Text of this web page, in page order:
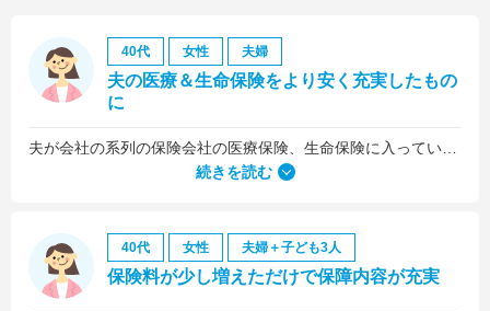
40代 女性 夫婦
夫の医療＆生命保険をより安く充実したもの
に
続きを読む
40代 女性 夫婦＋子ども3人
保険料が少し増えただけで保障内容が充実